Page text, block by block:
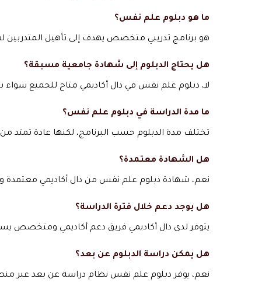
ما هو دبلوم علم نفس؟
هو برنامج تدريبي متخصص يهدف إلى تأهيل
هل يحتاج الدبلوم إلى شهادة جامعية مسبقة؟
لا، دبلوم علم نفس في دال أكاديمي متاح للجميع
ما مدة الدراسة في دبلوم علم نفس؟
تختلف مدة الدبلوم حسب البرنامج، لكنها عادة تمتد من 3 إلى 6 أشهر مع إمكانية التعلم المرن.
هل الشهادة معتمدة؟
نعم، شهادة دبلوم علم نفس من دال أكاديمي
هل يوجد دعم خلال فترة الدراسة؟
يتوفر لدى دال أكاديمي فريق دعم أكاديمي ومتخصص
هل يمكن دراسة الدبلوم عن بعد؟
نعم، يوفر دبلوم علم نفس نظام دراسة عن بعد عبر